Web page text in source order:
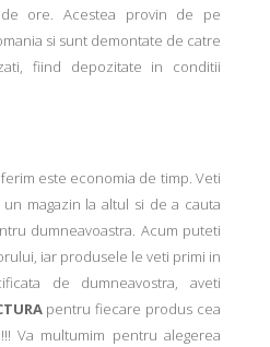
ore. Acestea provin de pe
si sunt demontate de catre
fiind depozitate in conditii
este economia de timp. Veti
magazin la altul si de a cauta
dumneavoastra. Acum puteti
iar produsele le veti primi in
de dumneavostra, aveti
pentru fiecare produs cea
Va multumim pentru alegerea